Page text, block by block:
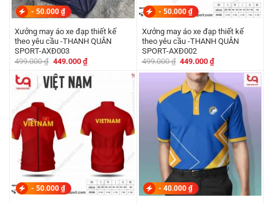
- 50.000 ₫
Xưởng may áo xe đạp thiết kế
theo yêu cầu -THANH QUÂN
SPORT-AXĐ003
499.000₫ Giá
là:
499.000 ₫.
449.000 ₫Giá
hiện
tại
là:
449.000 ₫.
- 50.000 ₫
Xưởng may áo xe đạp thiết kế
theo yêu cầu -THANH QUÂN
SPORT-AXĐ002
499.000₫ Giá
là:
499.000 ₫.
449.000₫Giá
tại
là:
449.000 ₫.
- 50.000 ₫ - 40.000 ₫